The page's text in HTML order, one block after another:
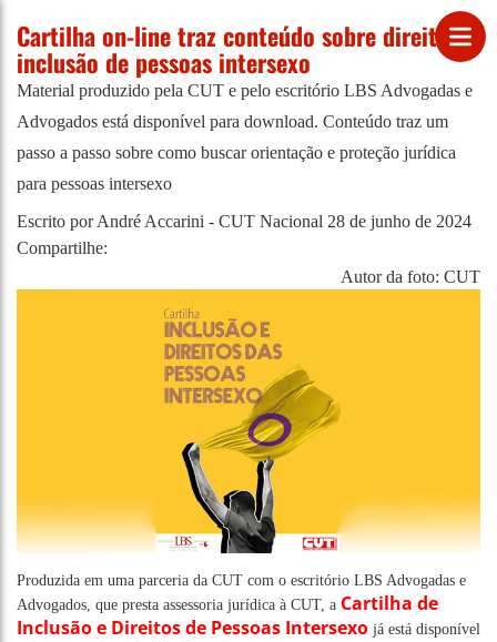
Cartilha on-line traz conteúdo sobre direitos e
inclusão de pessoas intersexo
Material produzido pela CUT e pelo escritório LBS Advogadas e
Advogados está disponível para download. Conteúdo traz um
passo a passo sobre como buscar orientação e proteção jurídica
para pessoas intersexo
Escrito por André Accarini - CUT Nacional 28 de junho de 2024
Compartilhe:
Autor da foto: CUT
Produzida em uma parceria da CUT com o escritório LBS Advogadas e
Advogados, que presta assessoria jurídica à CUT, a Cartilha de
Inclusão e Direitos de Pessoas Intersexo já está disponível